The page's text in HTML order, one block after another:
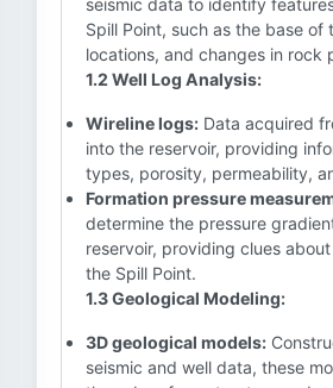
seismic data to identify
Spill Point, such as the base of
locations, and changes in rock
1.2 Well Log Analysis:
Wireline logs: Data acquired
into the reservoir, providing
types, porosity, permeability,
Formation pressure
determine the pressure
reservoir, providing clues
the Spill Point.
1.3 Geological Modeling:
3D geological models:
seismic and well data, these